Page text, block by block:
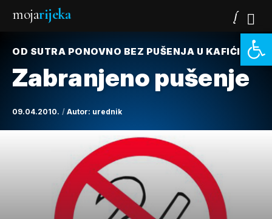
mojarijeka
OD SUTRA PONOVNO BEZ PUŠENJA U KAFIĆIMA
Zabranjeno pušenje
09.04.2010. Autor: urednik